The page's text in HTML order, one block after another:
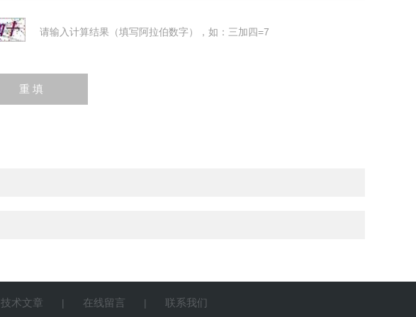
请输入计算结果（填写阿拉伯数字），如：三加四=7
技术文章 | 在线留言 | 联系我们